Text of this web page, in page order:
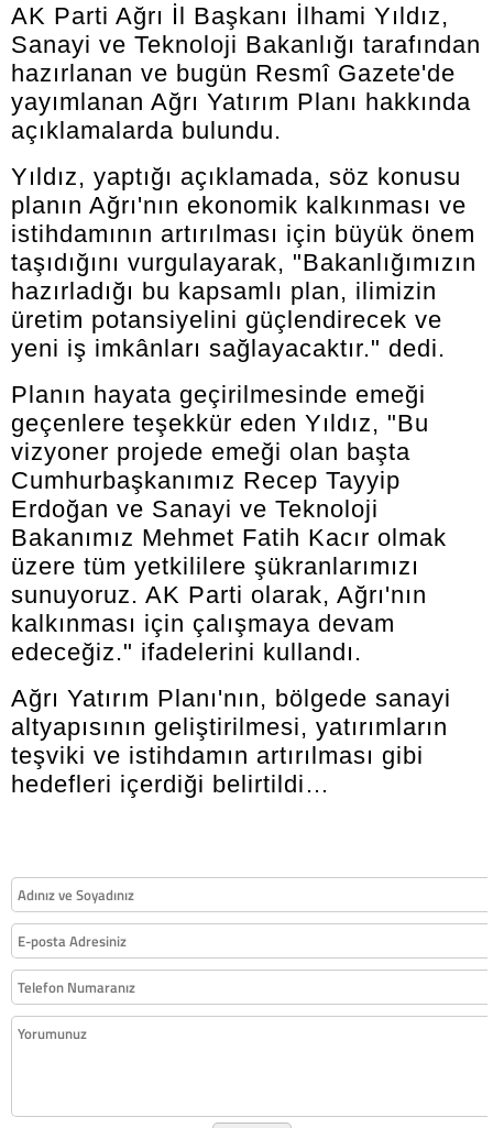
AK Parti Ağrı İl Başkanı İlhami Yıldız,
Sanayi ve Teknoloji Bakanlığı tarafından
hazırlanan ve bugün Resmî Gazete'de
yayımlanan Ağrı Yatırım Planı hakkında
açıklamalarda bulundu.
Yıldız, yaptığı açıklamada, söz konusu
planın Ağrı'nın ekonomik kalkınması ve
istihdamının artırılması için büyük önem
taşıdığını vurgulayarak, "Bakanlığımızın
hazırladığı bu kapsamlı plan, ilimizin
üretim potansiyelini güçlendirecek ve
yeni iş imkânları sağlayacaktır." dedi.
Planın hayata geçirilmesinde emeği
geçenlere teşekkür eden Yıldız, "Bu
vizyoner projede emeği olan başta
Cumhurbaşkanımız Recep Tayyip
Erdoğan ve Sanayi ve Teknoloji
Bakanımız Mehmet Fatih Kacır olmak
üzere tüm yetkililere şükranlarımızı
sunuyoruz. AK Parti olarak, Ağrı'nın
kalkınması için çalışmaya devam
edeceğiz." ifadelerini kullandı.
Ağrı Yatırım Planı'nın, bölgede sanayi
altyapısının geliştirilmesi, yatırımların
teşviki ve istihdamın artırılması gibi
hedefleri içerdiği belirtildi…